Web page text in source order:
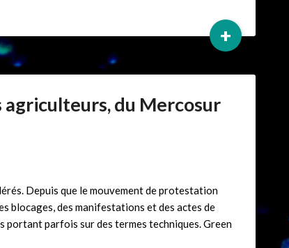
+
agriculteurs, du Mercosur
Depuis que le mouvement de protestation
blocages, des manifestations et des actes de
portant parfois sur des termes techniques. Green